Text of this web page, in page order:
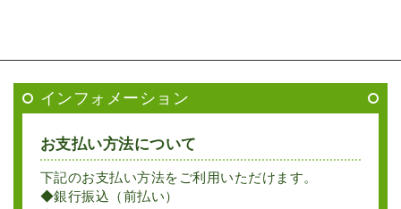
インフォメーション
お支払い方法について
下記のお支払い方法をご利用いただけます。
◆銀行振込（前払い）